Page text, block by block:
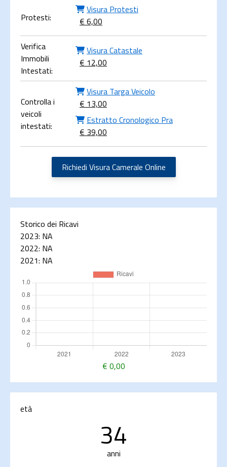
Protesti:
Visura Protesti
€ 6,00
Verifica
Immobili
Intestati:
Visura Catastale
€ 12,00
Controlla i
veicoli
intestati:
Visura Targa Veicolo
€ 13,00
Estratto Cronologico Pra
€ 39,00
Richiedi Visura Camerale Online
Storico dei Ricavi
2023: NA
2022: NA
2021: NA
€ 0,00
età
34
anni